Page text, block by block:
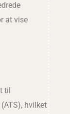
at vise
til
hvilket